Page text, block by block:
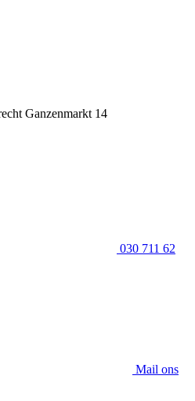
Ganzenmarkt 14
030 711 62
Mail ons